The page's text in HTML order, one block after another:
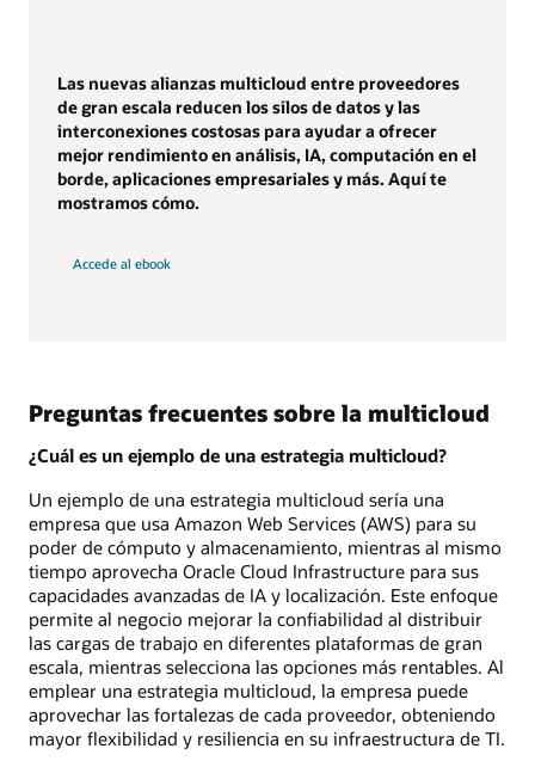
Las nuevas alianzas multicloud entre proveedores
de gran escala reducen los silos de datos y las
interconexiones costosas para ayudar a ofrecer
mejor rendimiento en análisis, IA, computación en el
borde, aplicaciones empresariales y más. Aquí te
mostramos cómo.
Accede al ebook
Preguntas frecuentes sobre la multicloud
¿Cuál es un ejemplo de una estrategia multicloud?
Un ejemplo de una estrategia multicloud sería una
empresa que usa Amazon Web Services (AWS) para su
poder de cómputo y almacenamiento, mientras al mismo
tiempo aprovecha Oracle Cloud Infrastructure para sus
capacidades avanzadas de IA y localización. Este enfoque
permite al negocio mejorar la confiabilidad al distribuir
las cargas de trabajo en diferentes plataformas de gran
escala, mientras selecciona las opciones más rentables. Al
emplear una estrategia multicloud, la empresa puede
aprovechar las fortalezas de cada proveedor, obteniendo
mayor flexibilidad y resiliencia en su infraestructura de TI.